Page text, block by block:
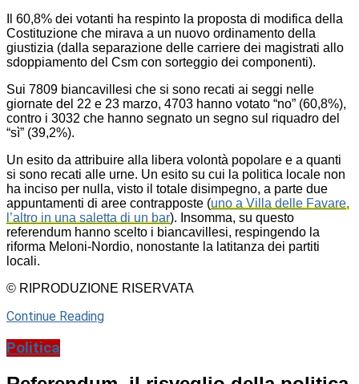
Il 60,8% dei votanti ha respinto la proposta di modifica della
Costituzione che mirava a un nuovo ordinamento della
giustizia (dalla separazione delle carriere dei magistrati allo
sdoppiamento del Csm con sorteggio dei componenti).
Sui 7809 biancavillesi che si sono recati ai seggi nelle
giornate del 22 e 23 marzo, 4703 hanno votato “no” (60,8%),
contro i 3032 che hanno segnato un segno sul riquadro del
“sì” (39,2%).
Un esito da attribuire alla libera volontà popolare e a quanti
si sono recati alle urne. Un esito su cui la politica locale non
ha inciso per nulla, visto il totale disimpegno, a parte due
appuntamenti di aree contrapposte (uno a Villa delle Favare,
l’altro in una saletta di un bar). Insomma, su questo
referendum hanno scelto i biancavillesi, respingendo la
riforma Meloni-Nordio, nonostante la latitanza dei partiti
locali.
© RIPRODUZIONE RISERVATA
Continue Reading
Politica